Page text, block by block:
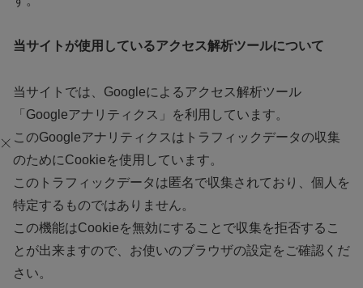
当サイトが使用しているアクセス解析ツールについて
当サイトでは、Googleによるアクセス解析ツール
「Googleアナリティクス」を利用しています。
このGoogleアナリティクスはトラフィックデータの収集
のためにCookieを使用しています。
このトラフィックデータは匿名で収集されており、個人を
特定するものではありません。
この機能はCookieを無効にすることで収集を拒否するこ
とが出来ますので、お使いのブラウザの設定をご確認くだ
さい。